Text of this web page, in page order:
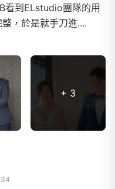
看到ELstudio團隊的用
，於是就手刀進....
+ 3